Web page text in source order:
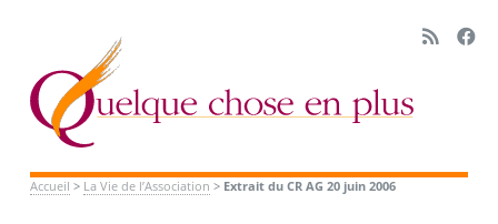
Accueil > La Vie de l’Association > Extrait du CR AG 20 juin 2006